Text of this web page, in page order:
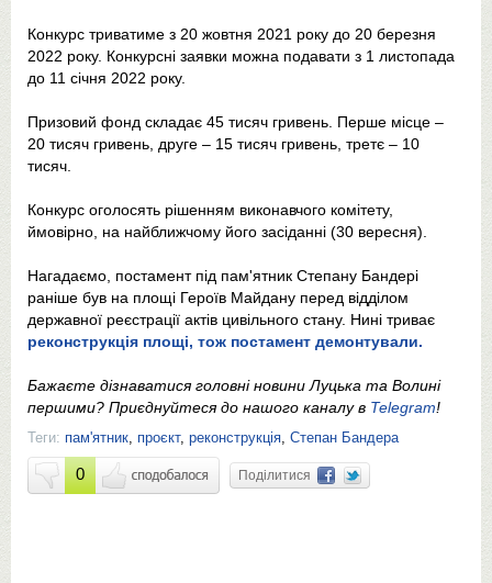
Конкурс триватиме з 20 жовтня 2021 року до 20 березня
2022 року. Конкурсні заявки можна подавати з 1 листопада
до 11 січня 2022 року.
Призовий фонд складає 45 тисяч гривень. Перше місце –
20 тисяч гривень, друге – 15 тисяч гривень, третє – 10
тисяч.
Конкурс оголосять рішенням виконавчого комітету,
ймовірно, на найближчому його засіданні (30 вересня).
Нагадаємо, постамент під пам'ятник Степану Бандері
раніше був на площі Героїв Майдану перед відділом
державної реєстрації актів цивільного стану. Нині триває
реконструкція площі, тож постамент демонтували.
Бажаєте дізнаватися головні новини Луцька та Волині
першими? Приєднуйтеся до нашого каналу в Telegram!
Теги: пам'ятник, проєкт, реконструкція, Степан Бандера
0 Поділитися